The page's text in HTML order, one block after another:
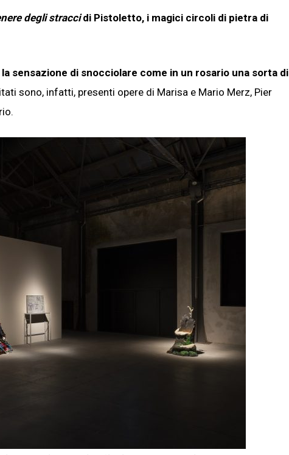
degli straccidi Pistoletto, i magici circoli di pietra di
sensazione di snocciolare come in un rosario una sorta di
sono, infatti, presenti opere di Marisa e Mario Merz, Pier